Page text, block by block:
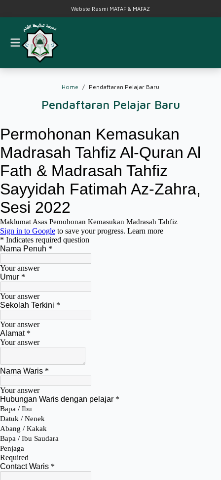
Webste Rasmi MATAF & MAFAZ
Home Pendaftaran Pelajar Baru
Pendaftaran Pelajar Baru